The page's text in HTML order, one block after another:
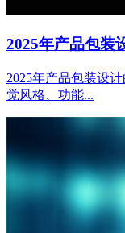
2025年产品包装
2025年产品包装设
觉风格、功能...